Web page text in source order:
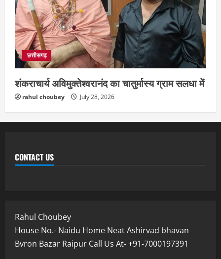
छत्तीसगढ़
शंकराचार्य अविमुक्तेश्वरानंद का चातुर्मास्य ग्राम सलधा में
rahul choubey July 28, 2026
CONTACT US
Rahul Choubey
House No.- Naidu Home Neat Ashirvad bhavan
Bvron Bazar Raipur Call Us At- +91-7000197391